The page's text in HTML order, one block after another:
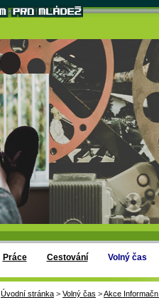
Práce Cestování Volný čas
Úvodní stránka > Volný čas >Akce